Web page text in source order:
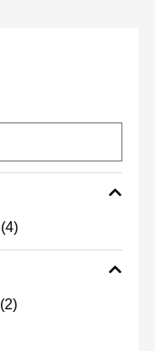
(4)
(2)